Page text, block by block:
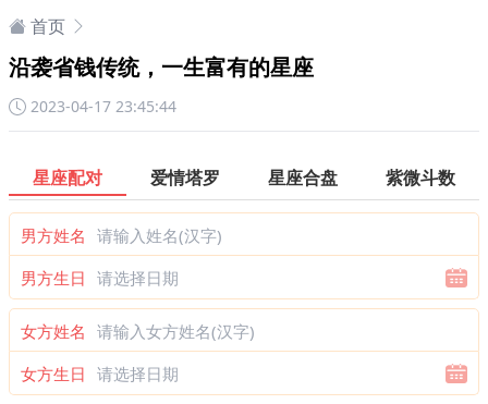
首页
沿袭省钱传统，一生富有的星座
2023-04-17 23:45:44
星座配对 爱情塔罗 星座合盘 紫微斗数
男方姓名
男方生日
女方姓名
女方生日